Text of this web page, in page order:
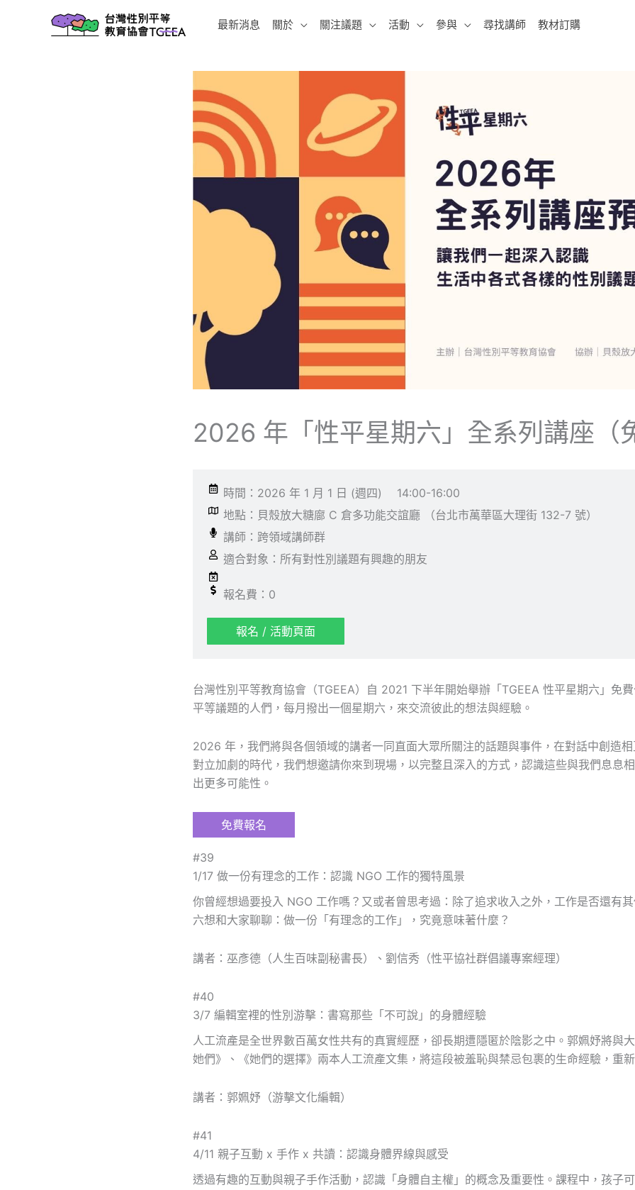
最新消息 關於 關注議題 活動 參與 尋找講師 教材訂購
2026 年「性平星期六」全系列講座（
時間：2026 年 1 月 1 日 (週四) 14:00-16:00
地點：貝殼放大糖廍 C 倉多功能交誼廳 （台北市萬華區大理街 132-7 號）
講師：跨領域講師群
適合對象：所有對性別議題有興趣的朋友
報名費：0
報名 / 活動頁面
台灣性別平等教育協會（TGEEA）自 2021 下半年開始舉辦「TGEEA 性平星期六」免
平等議題的人們，每月撥出一個星期六，來交流彼此的想法與經驗。
2026 年，我們將與各個領域的講者一同直面大眾所關注的話題與事件，在對話中創造
對立加劇的時代，我們想邀請你來到現場，以完整且深入的方式，認識這些與我們息息
出更多可能性。
免費報名
#39
1/17 做一份有理念的工作：認識 NGO 工作的獨特風景
你曾經想過要投入 NGO 工作嗎？又或者曾思考過：除了追求收入之外，工作是否還有
六想和大家聊聊：做一份「有理念的工作」，究竟意味著什麼？
講者：巫彥德（人生百味副秘書長）、劉信秀（性平協社群倡議專案經理）
#40
3/7 編輯室裡的性別游擊：書寫那些「不可說」的身體經驗
人工流產是全世界數百萬女性共有的真實經歷，卻長期遭隱匿於陰影之中。郭姵妤將與
她們》、《她們的選擇》兩本人工流產文集，將這段被羞恥與禁忌包裹的生命經驗，重
講者：郭姵妤（游擊文化編輯）
#41
4/11 親子互動 x 手作 x 共讀：認識身體界線與感受
透過有趣的互動與親子手作活動，認識「身體自主權」的概念及重要性。課程中，孩子